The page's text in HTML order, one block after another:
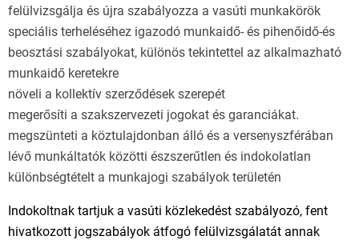
felülvizsgálja és újra szabályozza a vasúti munkakörök
speciális terheléséhez igazodó munkaidő- és pihenőidő-és
beosztási szabályokat, különös tekintettel az alkalmazható
munkaidő keretekre
növeli a kollektív szerződések szerepét
megerősíti a szakszervezeti jogokat és garanciákat.
megszünteti a köztulajdonban álló és a versenyszférában
lévő munkáltatók közötti észszerűtlen és indokolatlan
különbségtételt a munkajogi szabályok területén
Indokoltnak tartjuk a vasúti közlekedést szabályozó, fent
hivatkozott jogszabályok átfogó felülvizsgálatát annak